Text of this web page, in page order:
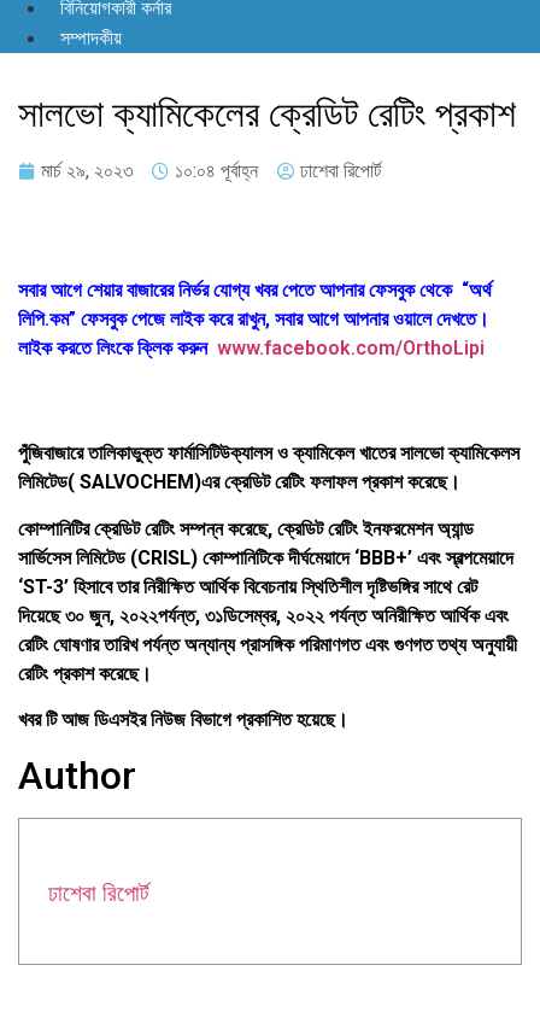
বিনিয়োগকারী কর্নার
সম্পাদকীয়
সালভো ক্যামিকেলের ক্রেডিট রেটিং প্রকাশ
মার্চ ২৯, ২০২৩ ১০:০৪ পূর্বাহ্ন ঢাশেবা রিপোর্ট
সবার আগে শেয়ার বাজারের নির্ভর যোগ্য খবর পেতে আপনার ফেসবুক থেকে “অর্থ
লিপি.কম” ফেসবুক পেজে লাইক করে রাখুন, সবার আগে আপনার ওয়ালে দেখতে।
লাইক করতে লিংকে ক্লিক করুন www.facebook.com/OrthoLipi
পুঁজিবাজারে তালিকাভুক্ত ফার্মাসিটিউক্যালস ও ক্যামিকেল খাতের সালভো ক্যামিকেলস
লিমিটেড( SALVOCHEM)এর ক্রেডিট রেটিং ফলাফল প্রকাশ করেছে।
কোম্পানিটির ক্রেডিট রেটিং সম্পন্ন করেছে, ক্রেডিট রেটিং ইনফরমেশন অ্যান্ড
সার্ভিসেস লিমিটেড (CRISL) কোম্পানিটিকে দীর্ঘমেয়াদে ‘BBB+’ এবং স্বল্পমেয়াদে
‘ST-3’ হিসাবে তার নিরীক্ষিত আর্থিক বিবেচনায় স্থিতিশীল দৃষ্টিভঙ্গির সাথে রেট
দিয়েছে ৩০ জুন, ২০২২পর্যন্ত, ৩১ডিসেম্বর, ২০২২ পর্যন্ত অনিরীক্ষিত আর্থিক এবং
রেটিং ঘোষণার তারিখ পর্যন্ত অন্যান্য প্রাসঙ্গিক পরিমাণগত এবং গুণগত তথ্য অনুযায়ী
রেটিং প্রকাশ করেছে।
খবর টি আজ ডিএসইর নিউজ বিভাগে প্রকাশিত হয়েছে।
Author
ঢাশেবা রিপোর্ট